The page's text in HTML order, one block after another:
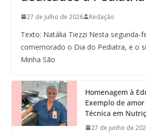
27 de julho de 2026 Redação
Texto: Natália Tiezzi Nesta segunda-
comemorado o Dia do Pediatra, e o
Minha São
Homenagem à
Exemplo de
Técnica em
27 de junho de